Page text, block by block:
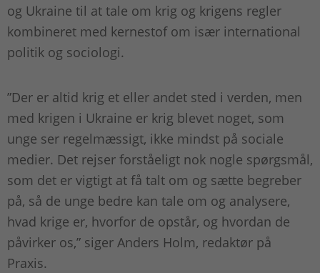
og Ukraine til at tale om krig og krigens regler
kombineret med kernestof om især international
politik og sociologi.
”Der er altid krig et eller andet sted i verden, men
med krigen i Ukraine er krig blevet noget, som
unge ser regelmæssigt, ikke mindst på sociale
medier. Det rejser forståeligt nok nogle spørgsmål,
som det er vigtigt at få talt om og sætte begreber
på, så de unge bedre kan tale om og analysere,
hvad krige er, hvorfor de opstår, og hvordan de
påvirker os,” siger Anders Holm, redaktør på
Praxis.